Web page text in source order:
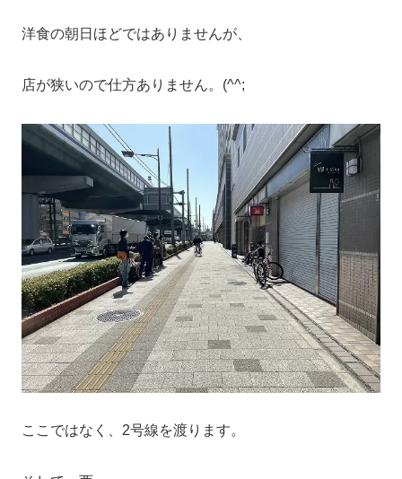
洋食の朝日ほどではありませんが、
店が狭いので仕方ありません。(^^;
ここではなく、2号線を渡ります。